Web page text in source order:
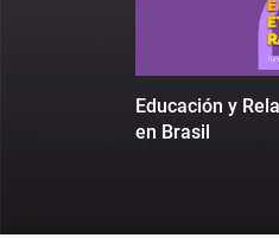
Educación y
en Brasil